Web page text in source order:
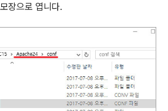
장으로 엽니다.